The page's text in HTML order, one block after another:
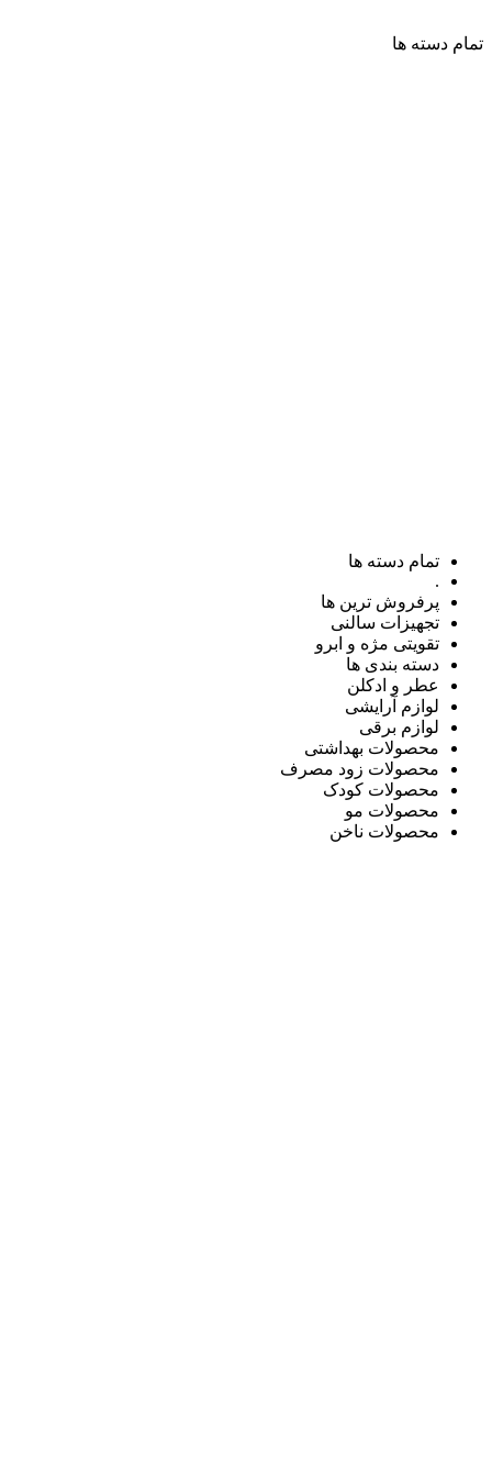
تمام دسته ها
تمام دسته ها
.
پرفروش ترین ها
تجهیزات سالنی
تقویتی مژه و ابرو
دسته بندی ها
عطر و ادکلن
لوازم آرایشی
لوازم برقی
محصولات بهداشتی
محصولات زود مصرف
محصولات کودک
محصولات مو
محصولات ناخن